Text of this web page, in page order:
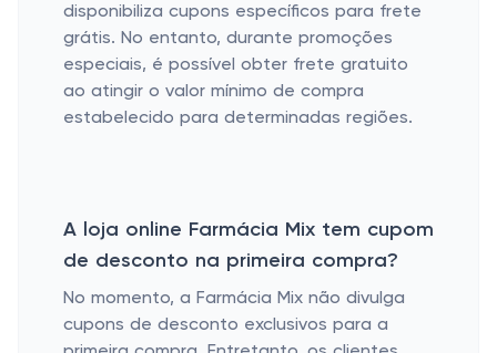
disponibiliza cupons específicos para frete
grátis. No entanto, durante promoções
especiais, é possível obter frete gratuito
ao atingir o valor mínimo de compra
estabelecido para determinadas regiões.
A loja online Farmácia Mix tem cupom
de desconto na primeira compra?
No momento, a Farmácia Mix não divulga
cupons de desconto exclusivos para a